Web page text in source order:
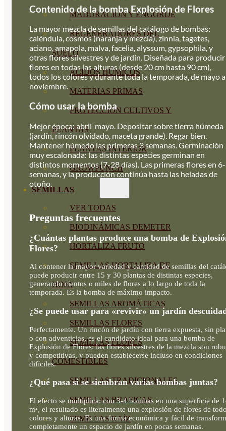
MADURACIÓN Y ENGORDE
REGENERADORES DEL
SUELO
ÁCIDOS HÚMICOS
MATERIAS PRIMAS
PROTECCIÓN CULTIVOS Y
PLANTAS
PLANTAS INTERIOR
GROWPUNCH
SEMILLAS
VER TODAS
BIODINÁMICAS DEMETER
HORTALIZA FRUTO
SEMILLAS HORTALIZA DE
HOJA
SEMILLAS AROMÁTICAS
SEMILLAS FLORES
SEMILLAS FLORES
COMESTIBLES
SEMILLAS TRADICIONALES
SEMILLAS BRASICAS
SEMILLAS RAÍZ
Contenido de la bomba Explosión de Flores
La mayor mezcla de semillas del catálogo de bombas:
caléndula, cosmos (naranja y mezcla), zinnia, tagetes,
aciano, amapola, malva, facelia, alyssum, gypsophila, y
otras flores silvestres y de jardín. Diseñada para producir
flores en todas las alturas (desde 20 cm hasta 90 cm),
todos los colores y durante toda la temporada, de mayo a
noviembre.
Cómo usar la bomba
Mejor época: abril-mayo. Depositar sobre tierra húmeda
(jardín, rincón olvidado, maceta grande). Regar bien.
Mantener húmedo las primeras 3 semanas. Germinación
muy escalonada: las distintas especies germinan en
distintos momentos (7-28 días). Las primeras flores en
semanas, y la producción continúa hasta las heladas de
otoño.
Preguntas frecuentes
¿Cuántas plantas produce una bomba de
Flores?
Al contener la mayor variedad y cantidad de semillas del
puede producir entre 15 y 30 plantas de distintas especies,
generando cientos o miles de flores a lo largo de toda la
temporada. Es la bomba de máximo impacto.
¿Se puede usar para «revivir» un jardín
Perfectamente. Un rincón de jardín con tierra expuesta, sin
o con adventicias, es el candidato ideal para una bomba de
Explosión de Flores: las flores silvestres de la mezcla son
y competitivas, y pueden establecerse incluso en condiciones
difíciles.
¿Qué pasa si se siembran varias bombas juntas?
El efecto se multiplica: con 3-4 bombas en una superficie de
m², el resultado es literalmente una explosión de flores de
colores y alturas. Es una forma económica y fácil de
completamente un espacio de jardín en pocas semanas.